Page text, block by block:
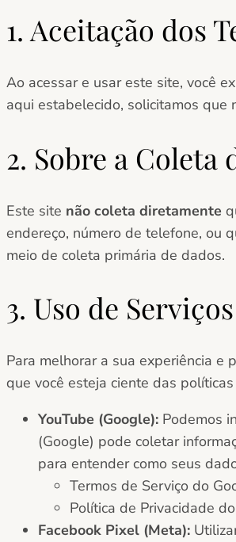
1. Aceitação dos
Ao acessar e usar este site, você
aqui estabelecido, solicitamos que
2. Sobre a Coleta
Este site não coleta diretamente
endereço, número de telefone, ou
meio de coleta primária de dados.
3. Uso de
Para melhorar a sua experiência e
que você esteja ciente das
YouTube (Google): Podemos
(Google) pode coletar
para entender como seus
Termos de Serviço do
Política de Privacidade
Facebook Pixel (Meta):